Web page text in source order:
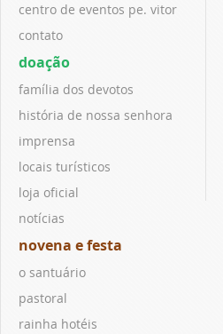
centro de eventos pe. vitor
contato
doação
família dos devotos
história de nossa senhora
imprensa
locais turísticos
loja oficial
notícias
novena e festa
o santuário
pastoral
rainha hotéis